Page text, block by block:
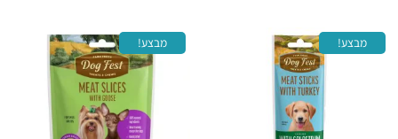
מבצע!
המחיר
המקורי
היה:
23.00 ₪.
מבצע!
המחיר
המקורי
היה:
18.00 ₪.
המחיר